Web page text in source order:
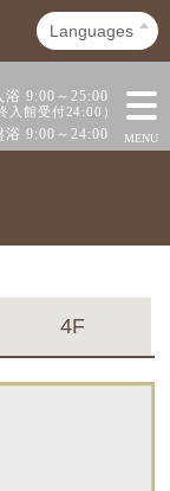
浴 9:00～25:00
入館受付24:00）
浴 9:00～24:00 MENU
4F